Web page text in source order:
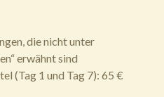
die nicht unter
erwähnt sind
(Tag 1 und Tag 7): 65 €